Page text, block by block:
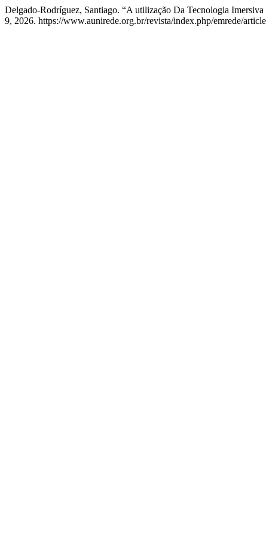
Delgado-Rodríguez, Santiago. “A utilização Da Tecnologia
9, 2026. https://www.aunirede.org.br/revista/index.php/emrede/